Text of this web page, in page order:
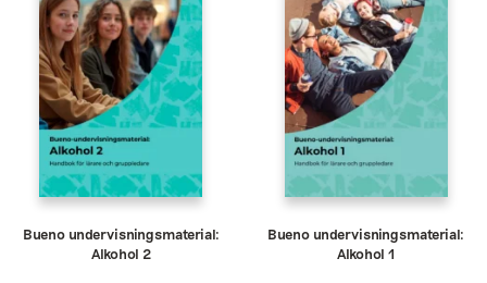
Bueno undervisningsmaterial:
Alkohol 2
Bueno undervisningsmaterial:
Alkohol 1